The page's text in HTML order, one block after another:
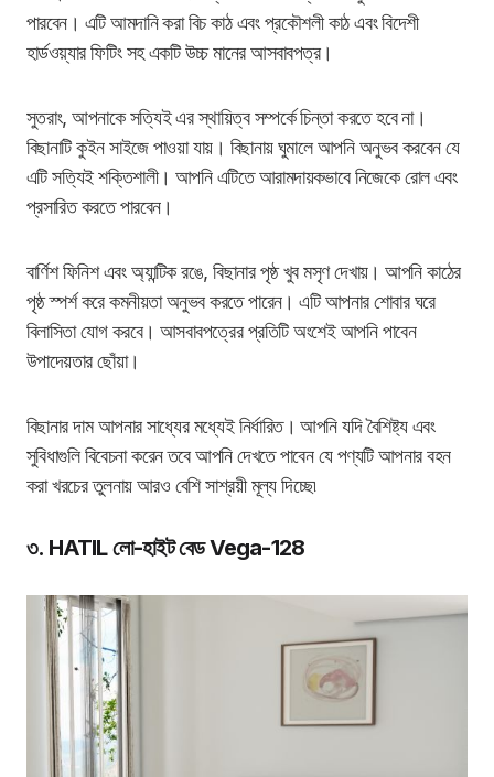
পারবেন। এটি আমদানি করা বিচ কাঠ এবং প্রকৌশলী কাঠ এবং বিদেশী
হার্ডওয়্যার ফিটিং সহ একটি উচ্চ মানের আসবাবপত্র।
সুতরাং, আপনাকে সত্যিই এর স্থায়িত্ব সম্পর্কে চিন্তা করতে হবে না।
বিছানাটি কুইন সাইজে পাওয়া যায়। বিছানায় ঘুমালে আপনি অনুভব করবেন যে
এটি সত্যিই শক্তিশালী। আপনি এটিতে আরামদায়কভাবে নিজেকে রোল এবং
প্রসারিত করতে পারবেন।
বার্ণিশ ফিনিশ এবং অ্যান্টিক রঙে, বিছানার পৃষ্ঠ খুব মসৃণ দেখায়। আপনি কাঠের
পৃষ্ঠ স্পর্শ করে কমনীয়তা অনুভব করতে পারেন। এটি আপনার শোবার ঘরে
বিলাসিতা যোগ করবে। আসবাবপত্রের প্রতিটি অংশেই আপনি পাবেন
উপাদেয়তার ছোঁয়া।
বিছানার দাম আপনার সাধ্যের মধ্যেই নির্ধারিত। আপনি যদি বৈশিষ্ট্য এবং
সুবিধাগুলি বিবেচনা করেন তবে আপনি দেখতে পাবেন যে পণ্যটি আপনার বহন
করা খরচের তুলনায় আরও বেশি সাশ্রয়ী মূল্য দিচ্ছে৷
৩. HATIL লো-হাইট বেড Vega-128